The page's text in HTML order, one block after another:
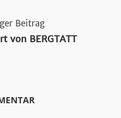
Beitrag
von BERGTATT